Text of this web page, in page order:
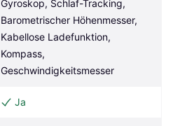
Gyroskop, Schlaf-Tracking,
Barometrischer Höhenmesser,
Kabellose Ladefunktion,
Kompass,
Geschwindigkeitsmesser
Ja